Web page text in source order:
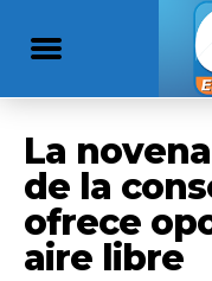
La
de la
ofrece
aire libre